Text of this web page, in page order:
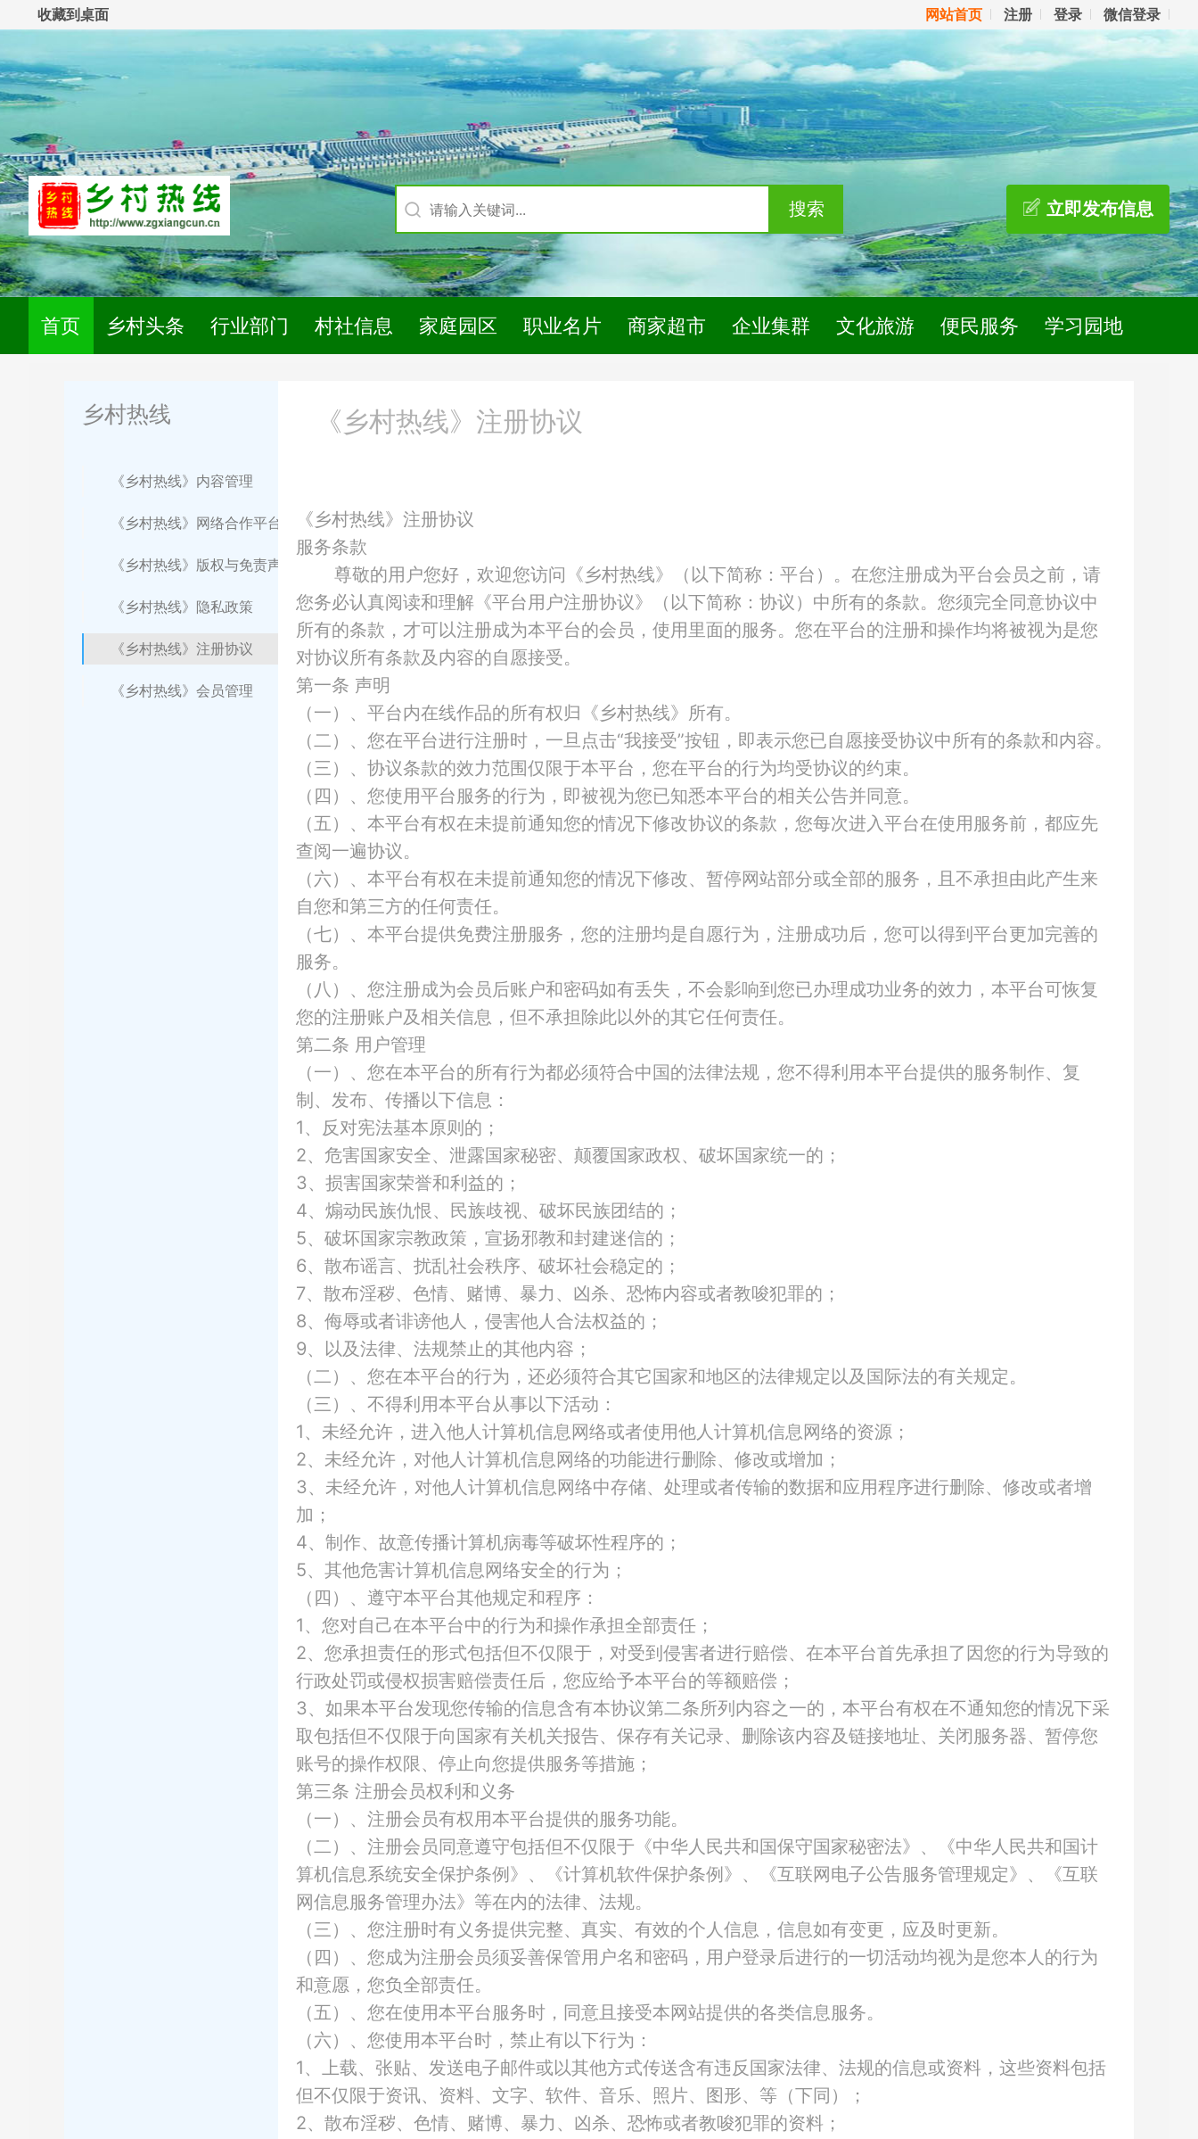
收藏到桌面 网站首页 注册 登录 微信登录
搜索 立即发布信息
首页 乡村头条 行业部门 村社信息 家庭园区 职业名片 商家超市 企业集群 文化旅游 便民服务 学习园地
乡村热线
《乡村热线》内容管理
《乡村热线》版权与免责声明
《乡村热线》隐私政策
《乡村热线》注册协议
《乡村热线》会员管理
《乡村热线》注册协议
《乡村热线》注册协议
服务条款
尊敬的用户您好，欢迎您访问《乡村热线》（以下简称：平台）。在您注册成为平台会员之前，请
您务必认真阅读和理解《平台用户注册协议》（以下简称：协议）中所有的条款。您须完全同意协议中
所有的条款，才可以注册成为本平台的会员，使用里面的服务。您在平台的注册和操作均将被视为是您
对协议所有条款及内容的自愿接受。
第一条 声明
（一）、平台内在线作品的所有权归《乡村热线》所有。
（二）、您在平台进行注册时，一旦点击“我接受”按钮，即表示您已自愿接受协议中所有的条款和内容。
（三）、协议条款的效力范围仅限于本平台，您在平台的行为均受协议的约束。
（四）、您使用平台服务的行为，即被视为您已知悉本平台的相关公告并同意。
（五）、本平台有权在未提前通知您的情况下修改协议的条款，您每次进入平台在使用服务前，都应先
查阅一遍协议。
（六）、本平台有权在未提前通知您的情况下修改、暂停网站部分或全部的服务，且不承担由此产生来
自您和第三方的任何责任。
（七）、本平台提供免费注册服务，您的注册均是自愿行为，注册成功后，您可以得到平台更加完善的
服务。
（八）、您注册成为会员后账户和密码如有丢失，不会影响到您已办理成功业务的效力，本平台可恢复
您的注册账户及相关信息，但不承担除此以外的其它任何责任。
第二条 用户管理
（一）、您在本平台的所有行为都必须符合中国的法律法规，您不得利用本平台提供的服务制作、复
制、发布、传播以下信息：
1、反对宪法基本原则的；
2、危害国家安全、泄露国家秘密、颠覆国家政权、破坏国家统一的；
3、损害国家荣誉和利益的；
4、煽动民族仇恨、民族歧视、破坏民族团结的；
5、破坏国家宗教政策，宣扬邪教和封建迷信的；
6、散布谣言、扰乱社会秩序、破坏社会稳定的；
7、散布淫秽、色情、赌博、暴力、凶杀、恐怖内容或者教唆犯罪的；
8、侮辱或者诽谤他人，侵害他人合法权益的；
9、以及法律、法规禁止的其他内容；
（二）、您在本平台的行为，还必须符合其它国家和地区的法律规定以及国际法的有关规定。
（三）、不得利用本平台从事以下活动：
1、未经允许，进入他人计算机信息网络或者使用他人计算机信息网络的资源；
2、未经允许，对他人计算机信息网络的功能进行删除、修改或增加；
3、未经允许，对他人计算机信息网络中存储、处理或者传输的数据和应用程序进行删除、修改或者增
加；
4、制作、故意传播计算机病毒等破坏性程序的；
5、其他危害计算机信息网络安全的行为；
（四）、遵守本平台其他规定和程序：
1、您对自己在本平台中的行为和操作承担全部责任；
2、您承担责任的形式包括但不仅限于，对受到侵害者进行赔偿、在本平台首先承担了因您的行为导致的
行政处罚或侵权损害赔偿责任后，您应给予本平台的等额赔偿；
3、如果本平台发现您传输的信息含有本协议第二条所列内容之一的，本平台有权在不通知您的情况下采
取包括但不仅限于向国家有关机关报告、保存有关记录、删除该内容及链接地址、关闭服务器、暂停您
账号的操作权限、停止向您提供服务等措施；
第三条 注册会员权利和义务
（一）、注册会员有权用本平台提供的服务功能。
（二）、注册会员同意遵守包括但不仅限于《中华人民共和国保守国家秘密法》、《中华人民共和国计
算机信息系统安全保护条例》、《计算机软件保护条例》、《互联网电子公告服务管理规定》、《互联
网信息服务管理办法》等在内的法律、法规。
（三）、您注册时有义务提供完整、真实、有效的个人信息，信息如有变更，应及时更新。
（四）、您成为注册会员须妥善保管用户名和密码，用户登录后进行的一切活动均视为是您本人的行为
和意愿，您负全部责任。
（五）、您在使用本平台服务时，同意且接受本网站提供的各类信息服务。
（六）、您使用本平台时，禁止有以下行为：
1、上载、张贴、发送电子邮件或以其他方式传送含有违反国家法律、法规的信息或资料，这些资料包括
但不仅限于资讯、资料、文字、软件、音乐、照片、图形、等（下同）；
2、散布淫秽、色情、赌博、暴力、凶杀、恐怖或者教唆犯罪的资料；